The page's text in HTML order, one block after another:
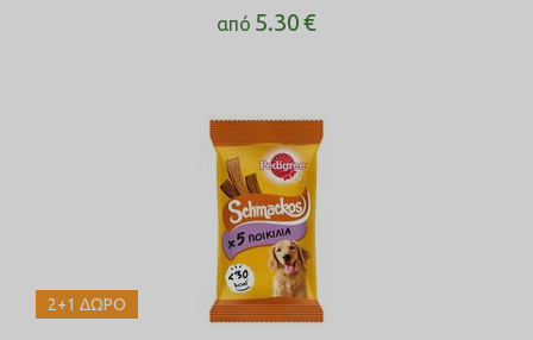
από 5.30€
2+1 ΔΩΡΟ